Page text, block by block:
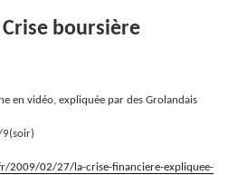
boursière
en vidéo, expliquée par des Grolandais
9(soir)
2009/02/27/la-crise-financiere-expliquee-